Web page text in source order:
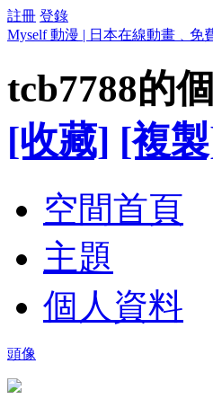
註冊 登錄
Myself 動漫 | 日本在線動畫﹑免
tcb7788的
[收藏] [複
空間首頁
主題
個人資料
頭像